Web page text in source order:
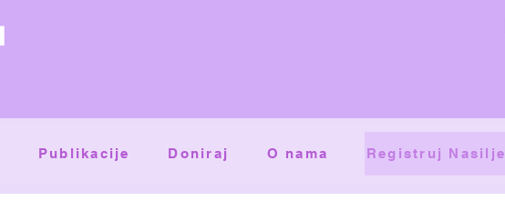
Publikacije Doniraj O nama Registruj Nasilje